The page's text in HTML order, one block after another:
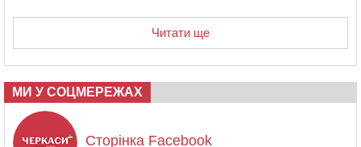
Читати ще
МИ У СОЦМЕРЕЖАХ
Сторінка Facebook